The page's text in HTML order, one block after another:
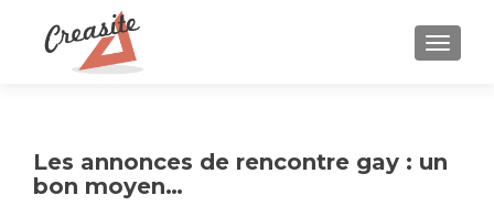
Les annonces de rencontre gay : un
bon moyen…
Navigation